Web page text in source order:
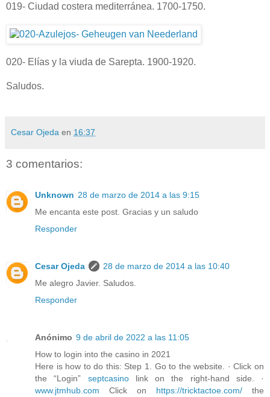
019- Ciudad costera mediterránea. 1700-1750.
020- Elías y la viuda de Sarepta. 1900-1920.
Saludos.
Cesar Ojeda en 16:37
3 comentarios:
Unknown 28 de marzo de 2014 a las 9:15
Me encanta este post. Gracias y un saludo
Responder
Cesar Ojeda
28 de marzo de 2014 a las 10:40
Me alegro Javier. Saludos.
Responder
Anónimo 9 de abril de 2022 a las 11:05
How to login into the casino in 2021
Here is how to do this: Step 1. Go to the website. · Click on
the “Login” septcasinolink on the right-hand side. ·
www.jtmhub.com Click on https://tricktactoe.com/ the